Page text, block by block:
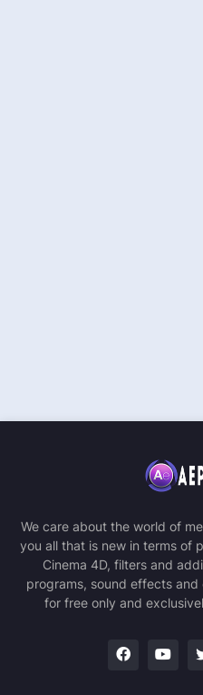
We care about the world of
you all that is new in terms of
Cinema 4D, filters and
programs, sound effects
for free only and